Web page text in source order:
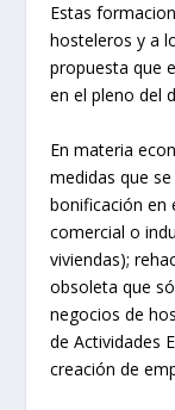
Estas
hosteleros y a
propuesta que
en el pleno del
En materia
medidas que
bonificación en
comercial o
viviendas);
obsoleta que
negocios de
de Actividades
creación de